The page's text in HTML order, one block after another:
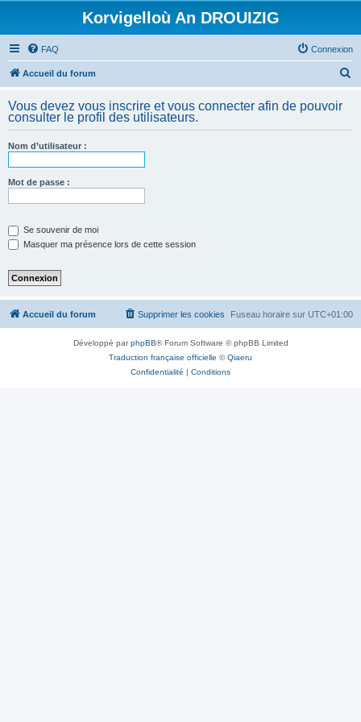
Korvigelloù An DROUIZIG
FAQ Connexion
Accueil du forum
h
Vous devez vous inscrire et vous connecter afin de pouvoir
consulter le profil des utilisateurs.
Nom d’utilisateur :
Mot de passe :
Se souvenir de moi
Masquer ma présence lors de cette session
Accueil du forum Fuseau horaire sur UTC+01:00
Supprimer les cookies
Développé parphpBB® Forum Software © phpBB Limited
Traduction française officielle ©Qiaeru
Confidentialité | Conditions